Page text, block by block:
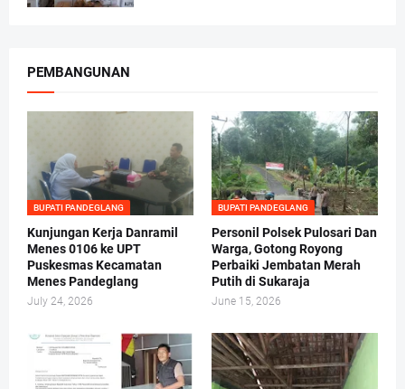
PEMBANGUNAN
BUPATI PANDEGLANG
Kunjungan Kerja Danramil
Menes 0106 ke UPT
Puskesmas Kecamatan
Menes Pandeglang
July 24, 2026
BUPATI PANDEGLANG
Personil Polsek Pulosari Dan
Warga, Gotong Royong
Perbaiki Jembatan Merah
Putih di Sukaraja
June 15, 2026